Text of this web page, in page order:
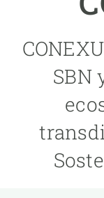
SBN
ÚNETE A NOSOTROS
PARTICIPA